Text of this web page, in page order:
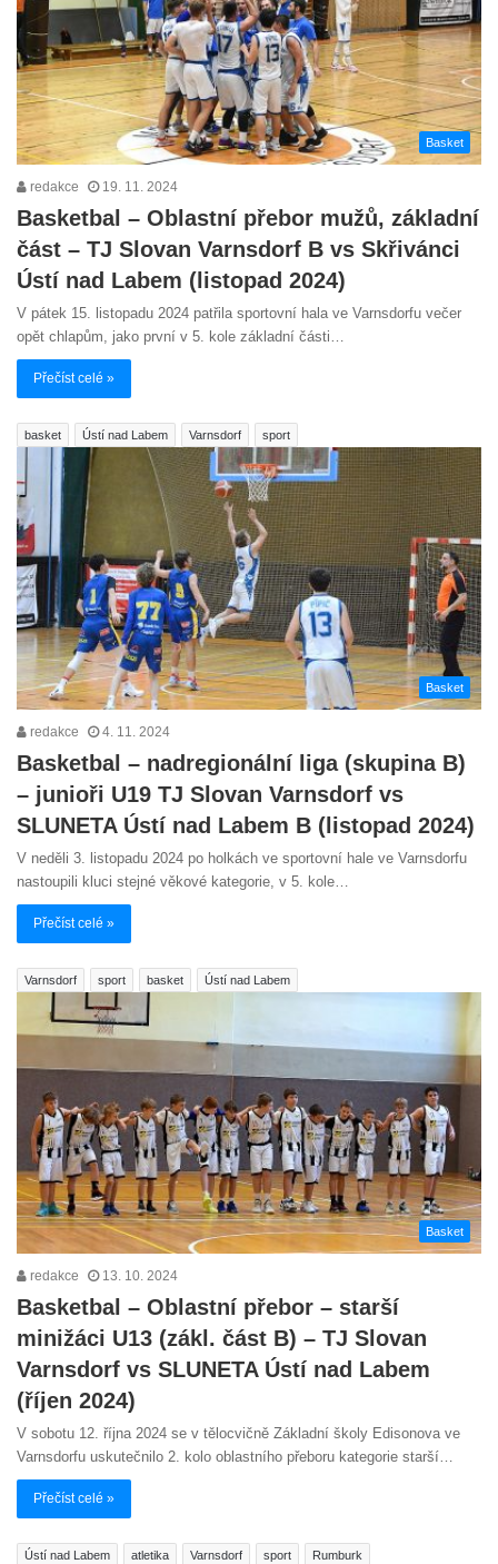
Basket
redakce 19. 11. 2024
Basketbal – Oblastní přebor mužů, základní
část – TJ Slovan Varnsdorf B vs Skřivánci
Ústí nad Labem (listopad 2024)
V pátek 15. listopadu 2024 patřila sportovní hala ve Varnsdorfu večer
opět chlapům, jako první v 5. kole základní části…
Přečíst celé »
basket Ústí nad Labem Varnsdorf sport
Basket
redakce 4. 11. 2024
Basketbal – nadregionální liga (skupina B)
– junioři U19 TJ Slovan Varnsdorf vs
SLUNETA Ústí nad Labem B (listopad 2024)
V neděli 3. listopadu 2024 po holkách ve sportovní hale ve Varnsdorfu
nastoupili kluci stejné věkové kategorie, v 5. kole…
Přečíst celé »
Varnsdorf sport basket Ústí nad Labem
Basket
redakce 13. 10. 2024
Basketbal – Oblastní přebor – starší
minižáci U13 (zákl. část B) – TJ Slovan
Varnsdorf vs SLUNETA Ústí nad Labem
(říjen 2024)
V sobotu 12. října 2024 se v tělocvičně Základní školy Edisonova ve
Varnsdorfu uskutečnilo 2. kolo oblastního přeboru kategorie starší…
Přečíst celé »
Ústí nad Labem atletika Varnsdorf sport Rumburk